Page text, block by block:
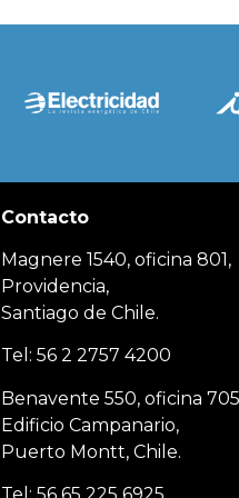
Contacto
Magnere 1540, oficina 801,
Providencia,
Santiago de Chile.
Tel: 56 2 2757 4200
Benavente 550, oficina
Edificio Campanario,
Puerto Montt, Chile.